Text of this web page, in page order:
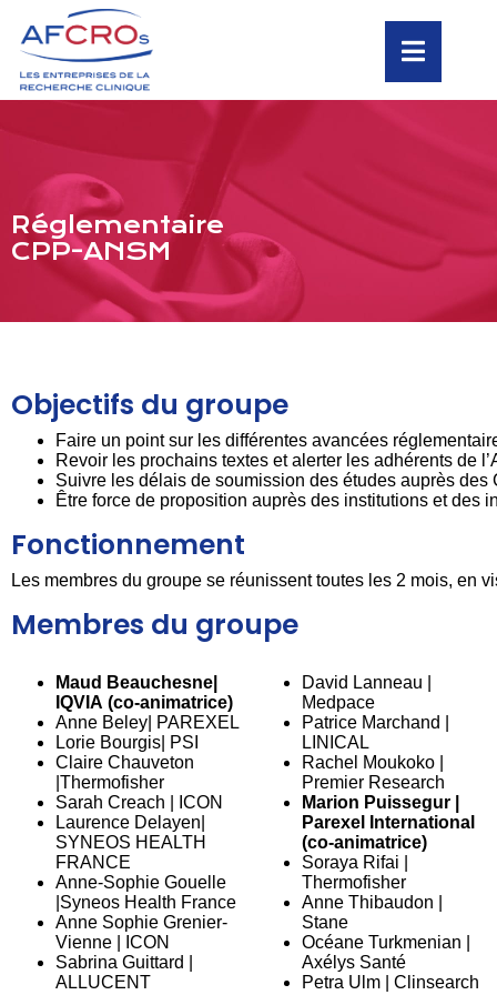
Réglementaire
CPP-ANSM
Objectifs du groupe
Faire un point sur les différentes avancées
Revoir les prochains textes et alerter les adhérents de
Suivre les délais de soumission des études auprès des
Être force de proposition auprès des institutions et des
Fonctionnement
Les membres du groupe se réunissent toutes les 2 mois, en
Membres du groupe
Maud Beauchesne|
IQVIA (co-animatrice)
Anne Beley| PAREXEL
Lorie Bourgis| PSI
Claire Chauveton
|Thermofisher
Sarah Creach | ICON
Laurence Delayen|
SYNEOS HEALTH
FRANCE
Anne-Sophie Gouelle
|Syneos Health France
Anne Sophie Grenier-
Vienne | ICON
Sabrina Guittard |
ALLUCENT
David Lanneau |
Medpace
Patrice Marchand |
LINICAL
Rachel Moukoko |
Premier Research
Marion Puissegur |
Parexel International
(co-animatrice)
Soraya Rifai |
Thermofisher
Anne Thibaudon |
Stane
Océane Turkmenian |
Axélys Santé
Petra Ulm | Clinsearch